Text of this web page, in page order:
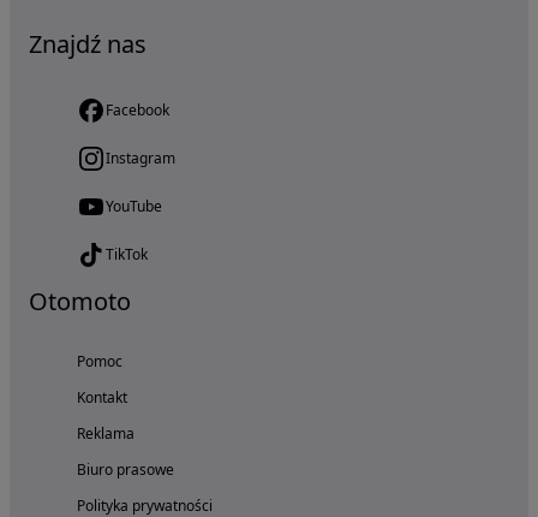
Znajdź nas
Facebook
Instagram
YouTube
TikTok
Otomoto
Pomoc
Kontakt
Reklama
Biuro prasowe
Polityka prywatności